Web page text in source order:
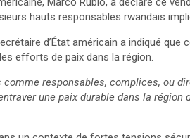
hauts responsables rwandais
d’État américain a indiqué
efforts de paix dans la région.
responsables, complices, ou
une paix durable dans la région